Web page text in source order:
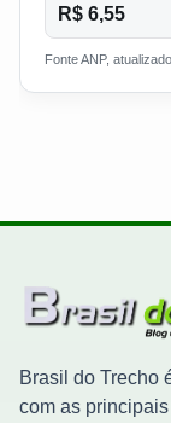
R$ 6,55
Fonte ANP,
Brasil do Trecho
com as